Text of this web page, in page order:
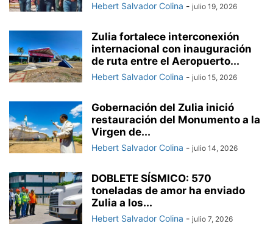
Hebert Salvador Colina - julio 19, 2026
Zulia fortalece interconexión
internacional con inauguración
de ruta entre el Aeropuerto...
Hebert Salvador Colina - julio 15, 2026
Gobernación del Zulia inició
restauración del Monumento a la
Virgen de...
Hebert Salvador Colina - julio 14, 2026
DOBLETE SÍSMICO: 570
toneladas de amor ha enviado
Zulia a los...
Hebert Salvador Colina - julio 7, 2026